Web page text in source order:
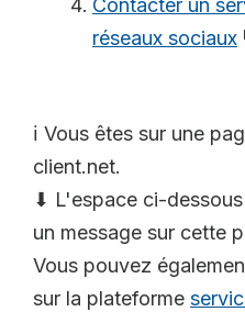
Contacter un
réseaux sociaux
ℹ️ Vous êtes sur une
client.net.
⬇ L'espace ci-
un message sur cette
Vous pouvez
sur la plateforme